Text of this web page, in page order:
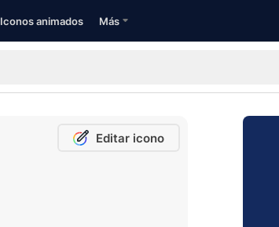
Iconos animados Más
Editar icono